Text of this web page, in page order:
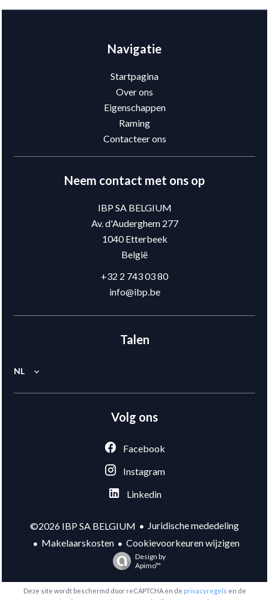
Navigatie
Startpagina
Over ons
Eigenschappen
Raming
Contacteer ons
Neem contact met ons op
IBP SA BELGIUM
Av. d'Auderghem 277
1040Etterbeek
België
+32 2 743 03 80
info@ibp.be
Talen
NL
Volg ons
Facebook
Instagram
Linkedin
©2026 IBP SA BELGIUM
Juridische mededeling
Makelaarskosten
Cookievoorkeuren wijzigen
Design by
Apimo™
Deze site wordt beschermd door reCAPTCHA en de privacyregels en de